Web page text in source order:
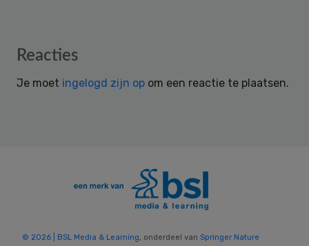
Reader
Reacties
Je moet ingelogd zijn op om een reactie te plaatsen.
© 2026 | BSL Media & Learning, onderdeel van Springer Nature